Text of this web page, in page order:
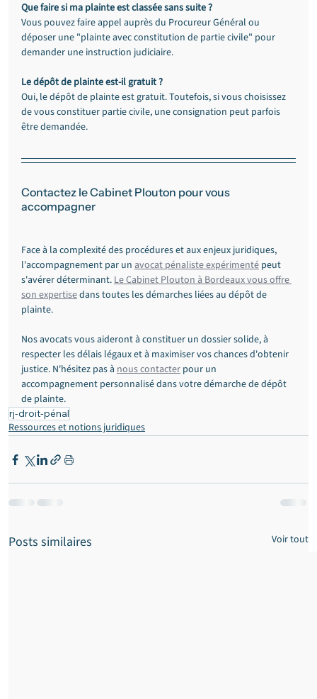
Que faire si ma plainte est classée sans suite ?
Vous pouvez faire appel auprès du Procureur Général ou
déposer une "plainte avec constitution de partie civile" pour
demander une instruction judiciaire.
Le dépôt de plainte est-il gratuit ?
Oui, le dépôt de plainte est gratuit. Toutefois, si vous choisissez
de vous constituer partie civile, une consignation peut parfois
être demandée.
Contactez le Cabinet Plouton pour vous
accompagner
Face à la complexité des procédures et aux enjeux juridiques,
l'accompagnement par un avocat pénaliste expérimenté peut
s'avérer déterminant. Le Cabinet Plouton à Bordeaux vous offre
son expertise dans toutes les démarches liées au dépôt de
plainte.
Nos avocats vous aideront à constituer un dossier solide, à
respecter les délais légaux et à maximiser vos chances d'obtenir
justice. N'hésitez pas à nous contacter pour un
accompagnement personnalisé dans votre démarche de dépôt
de plainte.
rj-droit-pénal
Ressources et notions juridiques
Posts similaires Voir tout